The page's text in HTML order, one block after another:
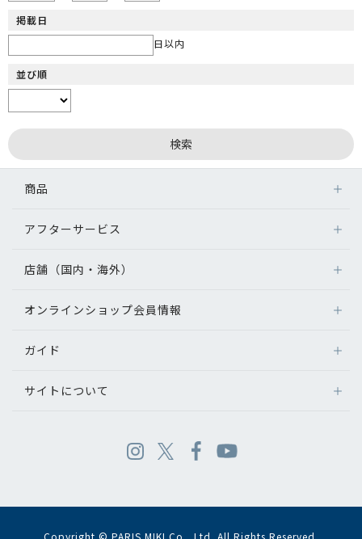
掲載日
日以内
並び順
商品
アフターサービス
店舗（国内・海外）
オンラインショップ会員情報
ガイド
サイトについて
Copyright © PARIS MIKI Co., Ltd. All Rights Reserved.